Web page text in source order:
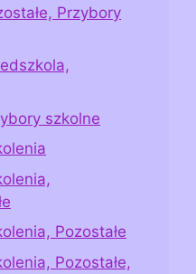
Przybory
szkolne
Pozostałe
Pozostałe,